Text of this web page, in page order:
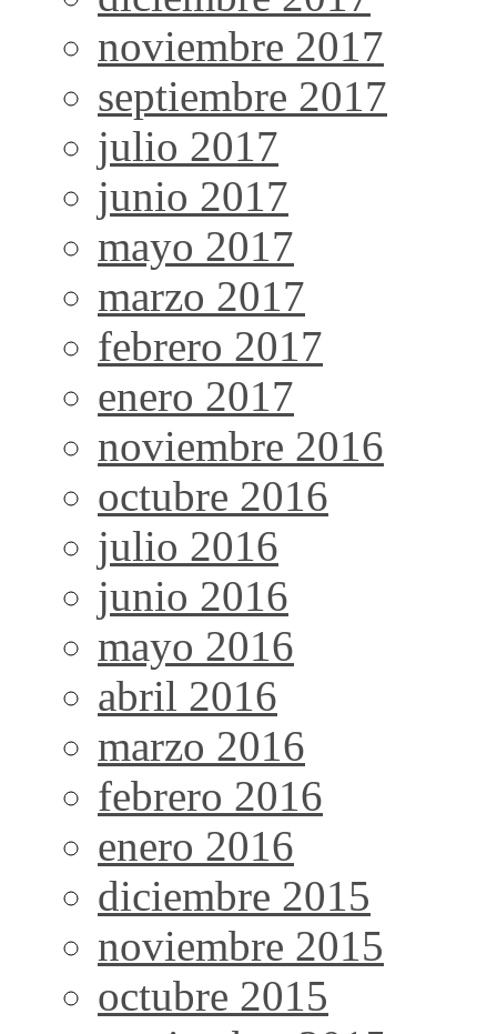
noviembre 2017
septiembre 2017
julio 2017
junio 2017
mayo 2017
marzo 2017
febrero 2017
enero 2017
noviembre 2016
octubre 2016
julio 2016
junio 2016
mayo 2016
abril 2016
marzo 2016
febrero 2016
enero 2016
diciembre 2015
noviembre 2015
octubre 2015